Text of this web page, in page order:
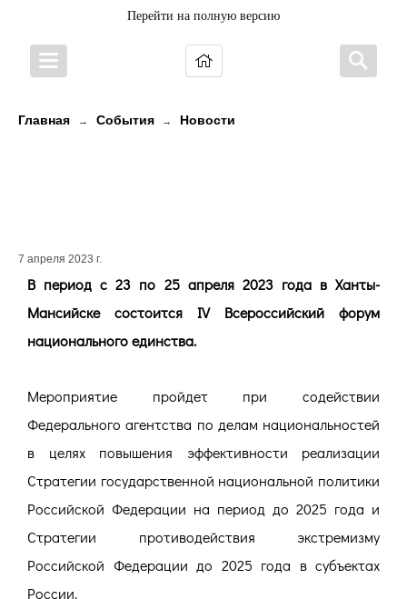
Перейти на полную версию
Главная → События → Новости
7 апреля 2023 г.
В период с 23 по 25 апреля 2023 года в Ханты-
Мансийске состоится IV Всероссийский форум
национального единства.
Мероприятие пройдет при содействии
Федерального агентства по делам национальностей
в целях повышения эффективности реализации
Стратегии государственной национальной политики
Российской Федерации на период до 2025 года и
Стратегии противодействия экстремизму
Российской Федерации до 2025 года в субъектах
России.